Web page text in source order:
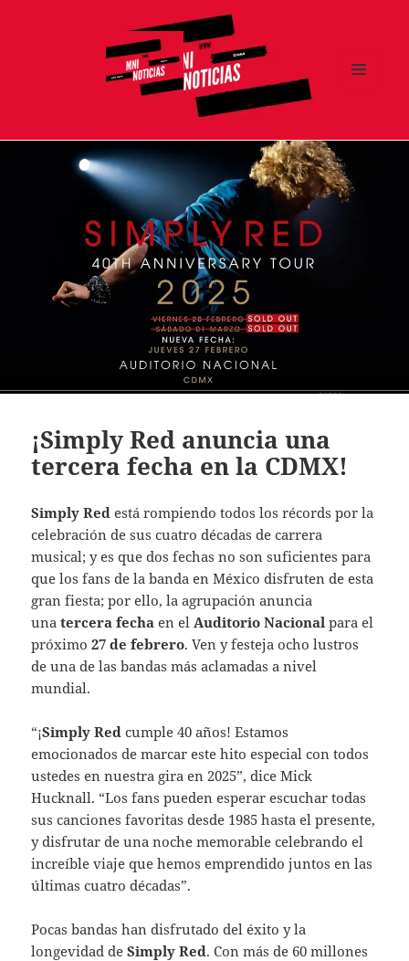
¡Simply Red anuncia una
tercera fecha en la CDMX!
Simply Redestá rompiendo todos los récords por la
celebración de sus cuatro décadas de carrera
musical; y es que dos fechas no son suficientes para
que los fans de la banda en México disfruten de esta
gran fiesta; por ello, la agrupación anuncia
unatercera fechaen el Auditorio Nacional para el
próximo27 de febrero. Ven y festeja ocho lustros
de una de las bandas más aclamadas a nivel
mundial.
“¡Simply Red cumple 40 años! Estamos
emocionados de marcar este hito especial con todos
ustedes en nuestra gira en 2025”, dice Mick
Hucknall. “Los fans pueden esperar escuchar todas
sus canciones favoritas desde 1985 hasta el presente,
y disfrutar de una noche memorable celebrando el
increíble viaje que hemos emprendido juntos en las
últimas cuatro décadas”.
Pocas bandas han disfrutado del éxito y la
longevidad deSimply Red. Con más de 60 millones